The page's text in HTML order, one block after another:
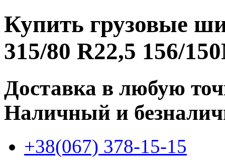
Купить грузовые
315/80 R22,5 156/
Доставка в любую
Наличный и
+38(067) 378-15-15